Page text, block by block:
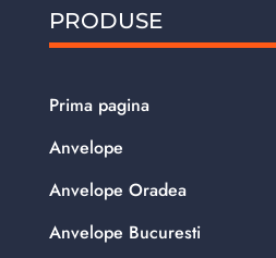
PRODUSE
Prima pagina
Anvelope
Anvelope Oradea
Anvelope Bucuresti